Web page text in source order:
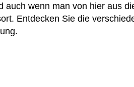
auch wenn man von hier aus
Entdecken Sie die